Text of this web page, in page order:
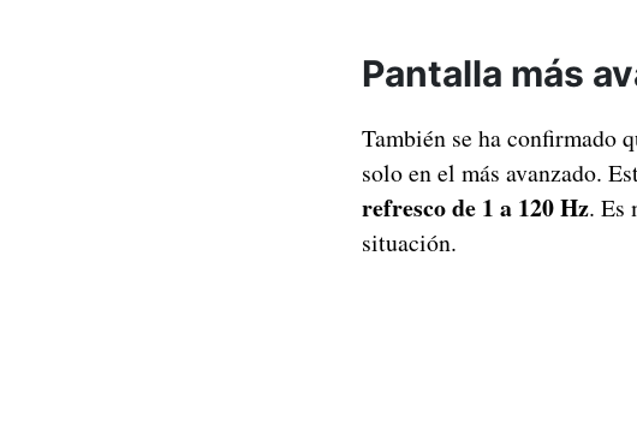
Pantalla más
También se ha confirmado
solo en el más avanzado.
refresco de 1 a 120 Hz. Es
situación.